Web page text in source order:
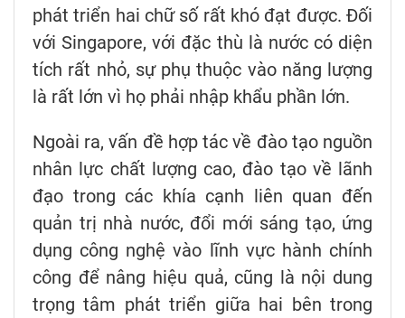
phát triển hai chữ số rất khó đạt được. Đối
với Singapore, với đặc thù là nước có diện
tích rất nhỏ, sự phụ thuộc vào năng lượng
là rất lớn vì họ phải nhập khẩu phần lớn.
Ngoài ra, vấn đề hợp tác về đào tạo nguồn
nhân lực chất lượng cao, đào tạo về lãnh
đạo trong các khía cạnh liên quan đến
quản trị nhà nước, đổi mới sáng tạo, ứng
dụng công nghệ vào lĩnh vực hành chính
công để nâng hiệu quả, cũng là nội dung
trọng tâm phát triển giữa hai bên trong